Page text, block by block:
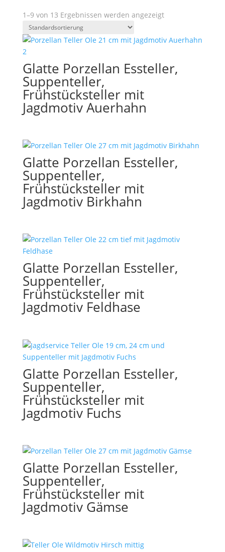
1–9 von 13 Ergebnissen werden angezeigt
Glatte Porzellan Essteller,
Suppenteller,
Frühstücksteller mit
Jagdmotiv Auerhahn
Glatte Porzellan Essteller,
Suppenteller,
Frühstücksteller mit
Jagdmotiv Birkhahn
Glatte Porzellan Essteller,
Suppenteller,
Frühstücksteller mit
Jagdmotiv Feldhase
Glatte Porzellan Essteller,
Suppenteller,
Frühstücksteller mit
Jagdmotiv Fuchs
Glatte Porzellan Essteller,
Suppenteller,
Frühstücksteller mit
Jagdmotiv Gämse